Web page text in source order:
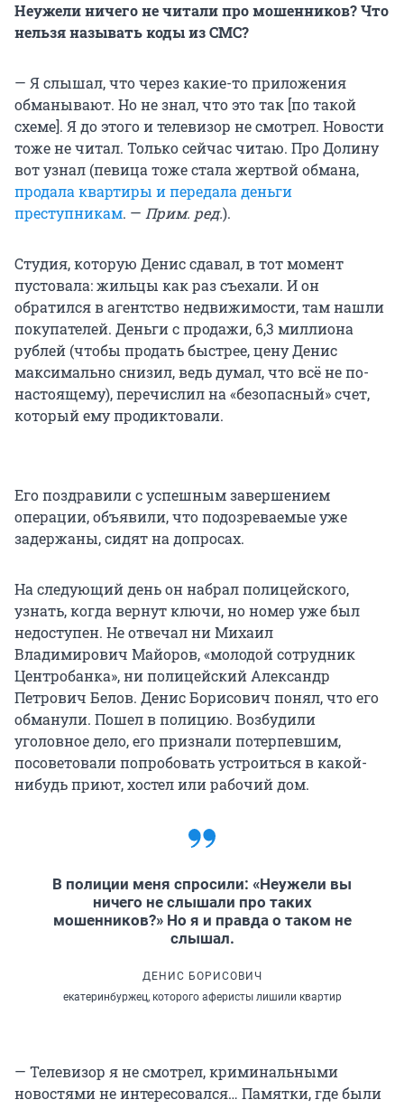
Неужели ничего не читали про мошенников? Что
нельзя называть коды из СМС?
— Я слышал, что через какие-то приложения
обманывают. Но не знал, что это так [по такой
схеме]. Я до этого и телевизор не смотрел. Новости
тоже не читал. Только сейчас читаю. Про Долину
вот узнал (певица тоже стала жертвой обмана,
продала квартиры и передала деньги
преступникам. — Прим. ред.).
Студия, которую Денис сдавал, в тот момент
пустовала: жильцы как раз съехали. И он
обратился в агентство недвижимости, там нашли
покупателей. Деньги с продажи, 6,3 миллиона
рублей (чтобы продать быстрее, цену Денис
максимально снизил, ведь думал, что всё не по-
настоящему), перечислил на «безопасный» счет,
который ему продиктовали.
Его поздравили с успешным завершением
операции, объявили, что подозреваемые уже
задержаны, сидят на допросах.
На следующий день он набрал полицейского,
узнать, когда вернут ключи, но номер уже был
недоступен. Не отвечал ни Михаил
Владимирович Майоров, «молодой сотрудник
Центробанка», ни полицейский Александр
Петрович Белов. Денис Борисович понял, что его
обманули. Пошел в полицию. Возбудили
уголовное дело, его признали потерпевшим,
посоветовали попробовать устроиться в какой-
нибудь приют, хостел или рабочий дом.
В полиции меня спросили: «Неужели вы
ничего не слышали про таких
мошенников?» Но я и правда о таком не
слышал.
ДЕНИС БОРИСОВИЧ
екатеринбуржец, которого аферисты лишили квартир
— Телевизор я не смотрел, криминальными
новостями не интересовался… Памятки, где были